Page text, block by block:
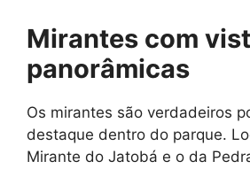
Mirantes com
panorâmicas
Os mirantes são verdadeiros
destaque dentro do parque.
Mirante do Jatobá e o da